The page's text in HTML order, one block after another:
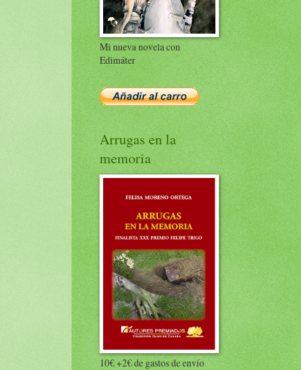
Mi nueva novela con
Edimáter
Arrugas en la
memoria
10€ +2€ de gastos de envío